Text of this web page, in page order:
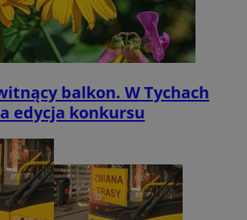
balkon. W Tychach
edycja konkursu